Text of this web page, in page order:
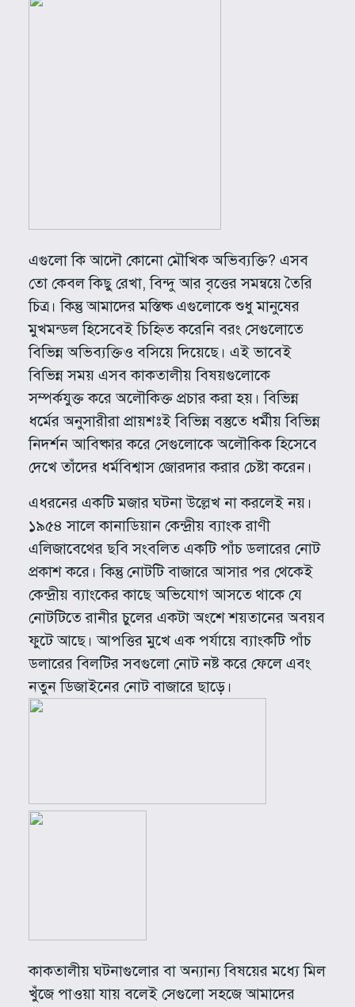
এগুলো কি আদৌ কোনো মৌখিক অভিব্যক্তি? এসব
তো কেবল কিছু রেখা, বিন্দু আর বৃত্তের সমন্বয়ে তৈরি
চিত্র। কিন্তু আমাদের মস্তিষ্ক এগুলোকে শুধু মানুষের
মুখমন্ডল হিসেবেই চিহ্নিত করেনি বরং সেগুলোতে
বিভিন্ন অভিব্যক্তিও বসিয়ে দিয়েছে। এই ভাবেই
বিভিন্ন সময় এসব কাকতালীয় বিষয়গুলোকে
সম্পর্কযুক্ত করে অলৌকিক্ত প্রচার করা হয়। বিভিন্ন
ধর্মের অনুসারীরা প্রায়শঃই বিভিন্ন বস্তুতে ধর্মীয় বিভিন্ন
নিদর্শন আবিষ্কার করে সেগুলোকে অলৌকিক হিসেবে
দেখে তাঁদের ধর্মবিশ্বাস জোরদার করার চেষ্টা করেন।
এধরনের একটি মজার ঘটনা উল্লেখ না করলেই নয়।
১৯৫৪ সালে কানাডিয়ান কেন্দ্রীয় ব্যাংক রাণী
এলিজাবেথের ছবি সংবলিত একটি পাঁচ ডলারের নোট
প্রকাশ করে। কিন্তু নোটটি বাজারে আসার পর থেকেই
কেন্দ্রীয় ব্যাংকের কাছে অভিযোগ আসতে থাকে যে
নোটটিতে রানীর চুলের একটা অংশে শয়তানের অবয়ব
ফুটে আছে। আপত্তির মুখে এক পর্যায়ে ব্যাংকটি পাঁচ
ডলারের বিলটির সবগুলো নোট নষ্ট করে ফেলে এবং
নতুন ডিজাইনের নোট বাজারে ছাড়ে।
কাকতালীয় ঘটনাগুলোর বা অন্যান্য বিষয়ের মধ্যে মিল
খুঁজে পাওয়া যায় বলেই সেগুলো সহজে আমাদের